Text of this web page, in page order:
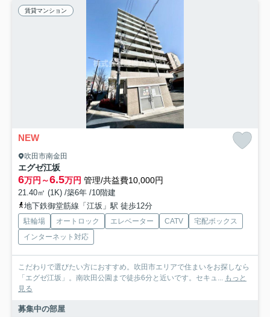
賃貸マンション
NEW
吹田市南金田
エグゼ江坂
6万円～6.5万円 管理/共益費10,000円
21.40㎡ (1K) /築6年 /10階建
地下鉄御堂筋線「江坂」駅 徒歩12分
駐輪場 オートロック エレベーター CATV
宅配ボックス
インターネット対応
こだわりで選びたい方におすすめ。吹田市エリアで住まいをお探しなら
「エグゼ江坂」。南吹田公園まで徒歩6分と近いです。セキュ... もっと
見る
募集中の部屋